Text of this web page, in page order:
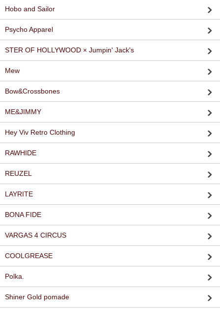
Hobo and Sailor
Psycho Apparel
STER OF HOLLYWOOD × Jumpin' Jack's
Mew
Bow&Crossbones
ME&JIMMY
Hey Viv Retro Clothing
RAWHIDE
REUZEL
LAYRITE
BONA FIDE
VARGAS 4 CIRCUS
COOLGREASE
Polka.
Shiner Gold pomade